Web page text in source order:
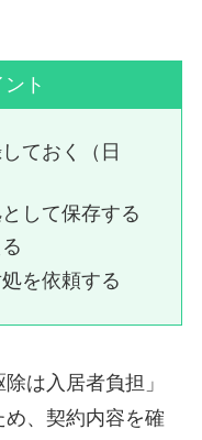
ト
ておく（日
して保存する
を依頼する
は入居者負担」
、契約内容を確